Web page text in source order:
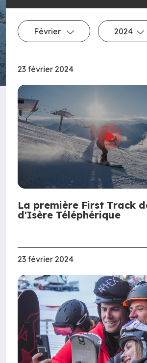
Février 2024
23 février 2024
La première First Track
d'Isère Téléphérique
23 février 2024